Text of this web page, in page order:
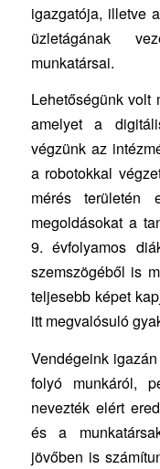
igazgatója, illetve
üzletágának
munkatársai.
Lehetőségünk volt
amelyet a
végzünk az
a robotokkal
mérés területén
megoldásokat a
9. évfolyamos
szemszögéből is
teljesebb képet
itt megvalósuló
Vendégeink
folyó munkáról,
nevezték elért
és a
jövőben is